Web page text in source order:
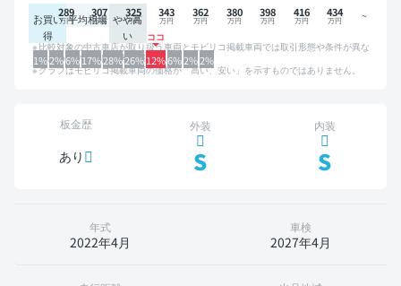
お買い
得
平均相場 やや高
い
1%2%6%17%28%26%12%6%2%2%
289 307 325 343 362 380 398 416 434
比較対象の中古車店が取り扱う車両とモビリコ掲載車両では取引形態や条件が異な
るため、グラフは参考情報です。
グラフはモビリコ掲載車両の価格が「高い、安い」を示すものではありません。
板金歴
あり
外装
S
内装
S
年式
2022年4月
車検
2027年4月